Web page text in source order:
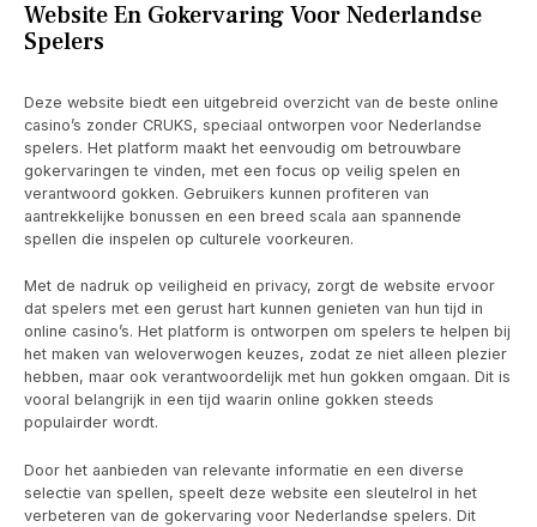
Website En Gokervaring Voor Nederlandse
Spelers
Deze website biedt een uitgebreid overzicht van de beste online
casino’s zonder CRUKS, speciaal ontworpen voor Nederlandse
spelers. Het platform maakt het eenvoudig om betrouwbare
gokervaringen te vinden, met een focus op veilig spelen en
verantwoord gokken. Gebruikers kunnen profiteren van
aantrekkelijke bonussen en een breed scala aan spannende
spellen die inspelen op culturele voorkeuren.
Met de nadruk op veiligheid en privacy, zorgt de website ervoor
dat spelers met een gerust hart kunnen genieten van hun tijd in
online casino’s. Het platform is ontworpen om spelers te helpen bij
het maken van weloverwogen keuzes, zodat ze niet alleen plezier
hebben, maar ook verantwoordelijk met hun gokken omgaan. Dit is
vooral belangrijk in een tijd waarin online gokken steeds
populairder wordt.
Door het aanbieden van relevante informatie en een diverse
selectie van spellen, speelt deze website een sleutelrol in het
verbeteren van de gokervaring voor Nederlandse spelers. Dit